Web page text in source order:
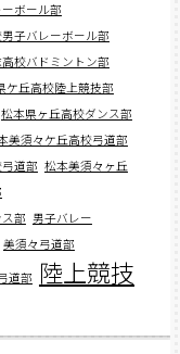
ボール部
子バレーボール部
校バドミントン部
ケ丘高校陸上競技部
松本県ヶ丘高校ダンス部
美須々ケ丘高校弓道部
道部 松本美須々ヶ丘
部 男子バレー
美須々弓道部
道部 陸上競技